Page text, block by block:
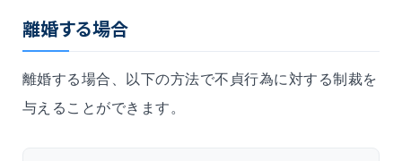
離婚する場合
離婚する場合、以下の方法で不貞行為に対する制裁を
与えることができます。